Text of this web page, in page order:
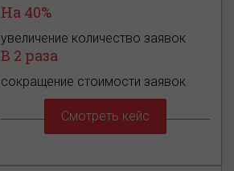
На 40%
увеличение количество заявок
В 2 раза
сокращение стоимости заявок
Смотреть кейс